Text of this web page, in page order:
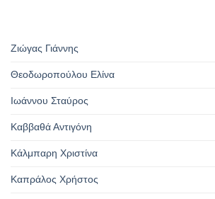
Ζιώγας Γιάννης
Θεοδωροπούλου Ελίνα
Ιωάννου Σταύρος
Καββαθά Αντιγόνη
Κάλμπαρη Χριστίνα
Καπράλος Χρήστος